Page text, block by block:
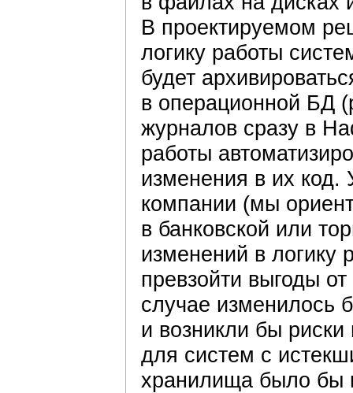
В проектируемом
логику работы
будет
в операционной БД
журналов сразу в
работы
изменения в их код.
компании (мы
в банковской или
изменений в логику
превзойти выгоды
случае изменилось
и возникли бы
для систем с
хранилища было бы